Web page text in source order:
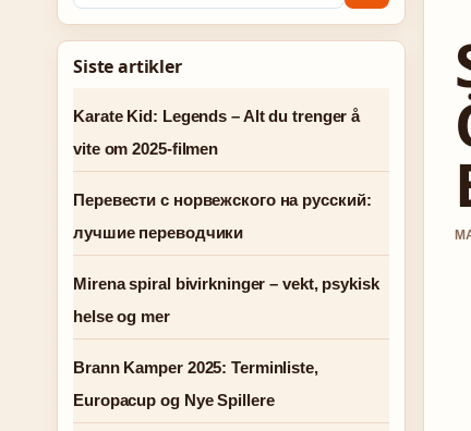
Siste artikler
Karate Kid: Legends – Alt du trenger å
vite om 2025-filmen
Перевести с норвежского на русский:
лучшие переводчики
Mirena spiral bivirkninger – vekt, psykisk
helse og mer
Brann Kamper 2025: Terminliste,
Europacup og Nye Spillere